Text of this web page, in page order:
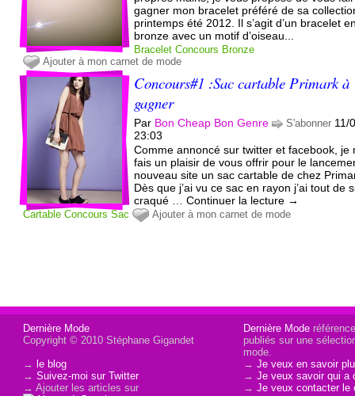
gagner mon bracelet préféré de sa
printemps été 2012. Il s’agit d’un bracelet
bronze avec un motif d’oiseau...
Bracelet Concours Bronze
Ajouter à mon carnet de mode
Concours#1 :Sac cartable Primark à
gagner
Par Bon Cheap Bon Genre S'abonner 11/
23:03
Comme annoncé sur twitter et facebook, je
fais un plaisir de vous offrir pour le
nouveau site un sac cartable de chez
Dès que j’ai vu ce sac en rayon j’ai tout de
craqué … Continuer la lecture →
Cartable Concours Sac Ajouter à mon carnet de mode
Dernière Mode
Copyright © 2010 Stéphane Gigandet
→le blog
→Suivez-moi sur Twitter
→ Ajouter les articles sur
Dernière Mode
publiés sur une
mode.
→Je veux en savoir
→Je veux savoir qui a
→Je veux contacter le